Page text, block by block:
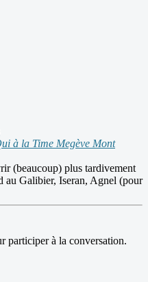
à la Time Megève Mont
(beaucoup) plus tardivement
au Galibier, Iseran, Agnel (pour
participer à la conversation.